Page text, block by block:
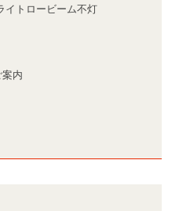
イトロービーム不灯
内